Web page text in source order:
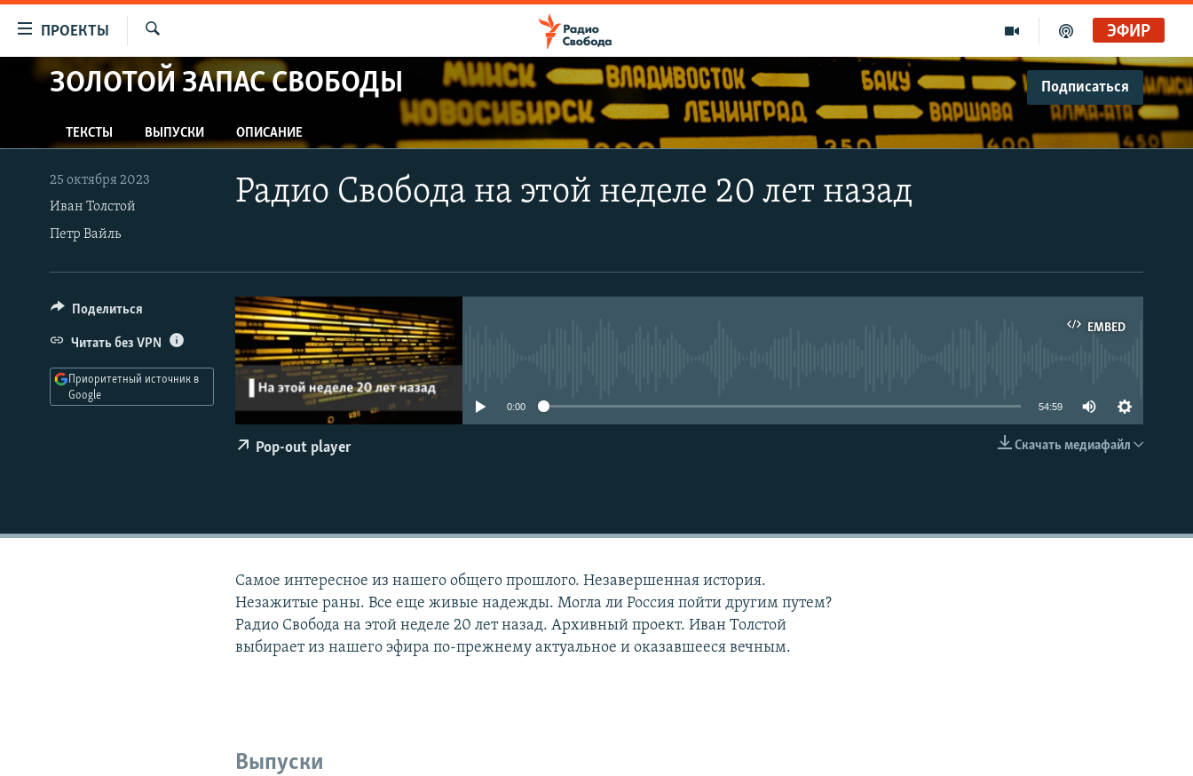
упрощенного
Вернуться
к
основному
содержанию
Вернутся
ПРОЕКТЫ
ПРОГРАММЫ
АВТОРСКИЕ ПРОЕКТЫ
ЦИТАТЫ СВОБОДЫ
МНЕНИЯ
КУЛЬТУРА
IDEL.РЕАЛИИ
КАВКАЗ.РЕАЛИИ
СЕВЕР.РЕАЛИИ
СИБИРЬ.РЕАЛИИ
РАСПИСАНИЕ ВЕЩАНИЯ
ЭФИР
ЗОЛОТОЙ ЗАПАС СВОБОДЫ Подписаться
CastBox
ТЕКСТЫ ВЫПУСКИ ОПИСАНИЕ
Радио Свобода на этой неделе 20 лет назад
25 октября 2023
Иван Толстой
Петр Вайль
EMBED
EMBED
0:00 54:59
Скачать медиафайл
Pop-out player
Поделиться
Читать без VPN
Приоритетный источник в
Google
Самое интересное из нашего общего прошлого. Незавершенная история.
Незажитые раны. Все еще живые надежды. Могла ли Россия пойти другим путем?
Радио Свобода на этой неделе 20 лет назад. Архивный проект. Иван Толстой
выбирает из нашего эфира по-прежнему актуальное и оказавшееся вечным.
Выпуски